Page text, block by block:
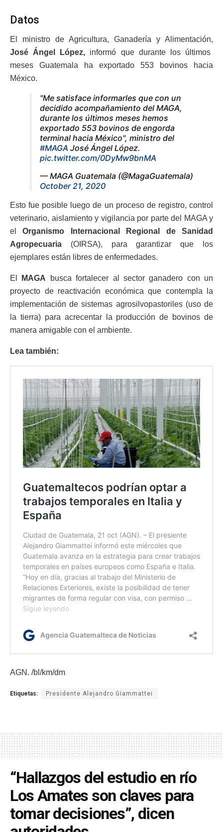
Datos
El ministro de Agricultura, Ganadería y Alimentación,
José Ángel López, informó que durante los últimos
meses Guatemala ha exportado 553 bovinos hacia
México.
"Me satisface informarles que con un
decidido acompañamiento del MAGA,
durante los últimos meses hemos
exportado 553 bovinos de engorda
terminal hacia México", ministro del
#MAGA José Ángel López.
pic.twitter.com/0DyMw9bnMA
— MAGA Guatemala (@MagaGuatemala)
October 21, 2020
Esto fue posible luego de un proceso de registro, control
veterinario, aislamiento y vigilancia por parte del MAGA y
elOrganismo Internacional Regional de Sanidad
Agropecuaria (OIRSA), para garantizar que los
ejemplares están libres de enfermedades.
El MAGA busca fortalecer al sector ganadero con un
proyecto de reactivación económica que contempla la
implementación de sistemas agrosilvopastoriles (uso de
la tierra) para acrecentar la producción de bovinos de
manera amigable con el ambiente.
Lea también:
AGN. /bl/km/dm
Etiquetas: Presidente Alejandro Giammattei
“Hallazgos del estudio en río
Los Amates son claves para
tomar decisiones”, dicen